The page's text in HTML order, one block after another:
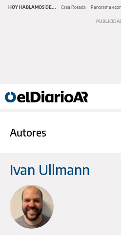
HOY HABLAMOS DE... Casa Rosada Panorama
Autores
Ivan Ullmann